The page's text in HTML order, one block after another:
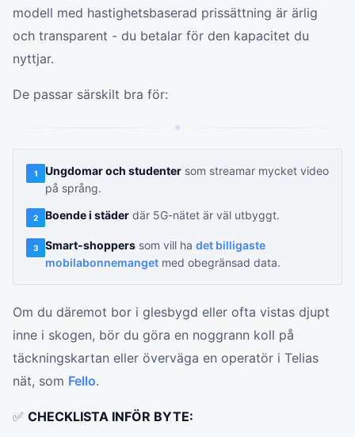
modell med hastighetsbaserad prissättning är ärlig
och transparent - du betalar för den kapacitet du
nyttjar.
De passar särskilt bra för:
1 Ungdomar och studenter som streamar mycket video
på språng.
2 Boende i städer där 5G-nätet är väl utbyggt.
3 Smart-shoppers som vill ha det billigaste
mobilabonnemanget med obegränsad data.
Om du däremot bor i glesbygd eller ofta vistas djupt
inne i skogen, bör du göra en noggrann koll på
täckningskartan eller överväga en operatör i Telias
nät, som Fello.
✅ CHECKLISTA INFÖR BYTE: